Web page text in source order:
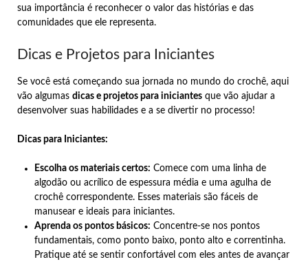
sua importância é reconhecer o valor das histórias e das
comunidades que ele representa.
Dicas e Projetos para Iniciantes
Se você está começando sua jornada no mundo do crochê, aqui
vão algumas dicas e projetos para iniciantes que vão ajudar a
desenvolver suas habilidades e a se divertir no processo!
Dicas para Iniciantes:
Escolha os materiais certos: Comece com uma linha de
algodão ou acrílico de espessura média e uma agulha de
crochê correspondente. Esses materiais são fáceis de
manusear e ideais para iniciantes.
Aprenda os pontos básicos: Concentre-se nos pontos
fundamentais, como ponto baixo, ponto alto e correntinha.
Pratique até se sentir confortável com eles antes de avançar